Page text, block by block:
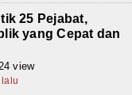
25 Pejabat,
yang Cepat dan
view
lalu